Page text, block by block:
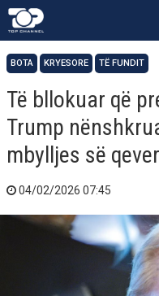
BOTA KRYESORE TË FUNDIT
Të bllokuar që
Trump
mbylljes së
04/02/2026 07:45